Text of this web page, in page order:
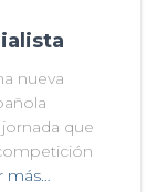
nueva
que
más…